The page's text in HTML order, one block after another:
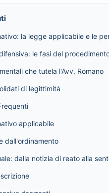
la legge applicabile e le
le fasi del
che tutela l'Avv. Romano
di legittimità
applicabile
dall'ordinamento
dalla notizia di reato alla